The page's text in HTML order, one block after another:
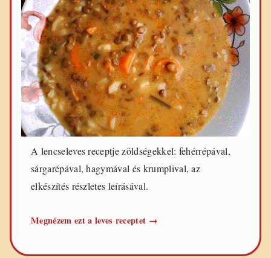
A lencseleves receptje zöldségekkel: fehérrépával,
sárgarépával, hagymával és krumplival, az
elkészítés részletes leírásával.
Megnézem ezt a leves receptet Zöldséges
→